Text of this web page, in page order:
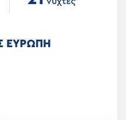
ΕΥΡΩΠΗ